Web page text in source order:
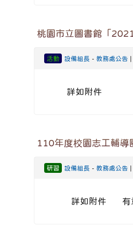
桃園市立圖書館「
活動 設備組長 -教務處公告
詳如附件
110年度校園志工輔導
研習 設備組長 -教務處公告
詳如附件 有意